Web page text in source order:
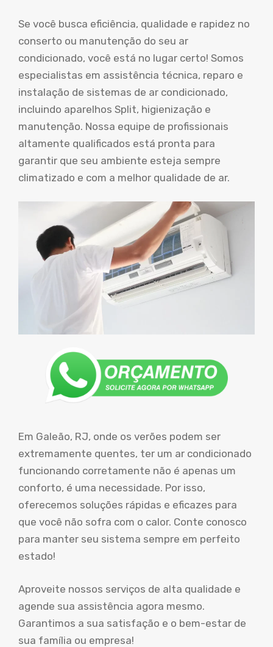
Se você busca eficiência, qualidade e rapidez no
conserto ou manutenção do seu ar
condicionado, você está no lugar certo! Somos
especialistas em assistência técnica, reparo e
instalação de sistemas de ar condicionado,
incluindo aparelhos Split, higienização e
manutenção. Nossa equipe de profissionais
altamente qualificados está pronta para
garantir que seu ambiente esteja sempre
climatizado e com a melhor qualidade de ar.
Em Galeão, RJ, onde os verões podem ser
extremamente quentes, ter um ar condicionado
funcionando corretamente não é apenas um
conforto, é uma necessidade. Por isso,
oferecemos soluções rápidas e eficazes para
que você não sofra com o calor. Conte conosco
para manter seu sistema sempre em perfeito
estado!
Aproveite nossos serviços de alta qualidade e
agende sua assistência agora mesmo.
Garantimos a sua satisfação e o bem-estar de
sua família ou empresa!